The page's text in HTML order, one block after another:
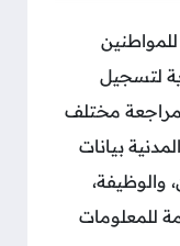
لتسجيل
مختلف
بيانات
والوظيفة،
للمعلومات